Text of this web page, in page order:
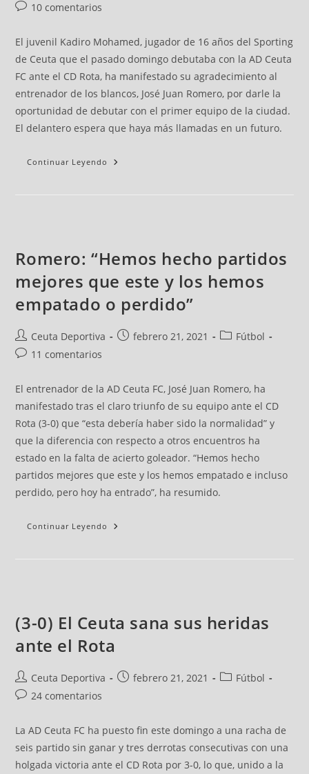
10 comentarios
El juvenil Kadiro Mohamed, jugador de 16 años del Sporting
de Ceuta que el pasado domingo debutaba con la AD Ceuta
FC ante el CD Rota, ha manifestado su agradecimiento al
entrenador de los blancos, José Juan Romero, por darle la
oportunidad de debutar con el primer equipo de la ciudad.
El delantero espera que haya más llamadas en un futuro.
Continuar Leyendo
Romero: “Hemos hecho partidos
mejores que este y los hemos
empatado o perdido”
Ceuta Deportiva febrero 21, 2021
Fútbol
11 comentarios
El entrenador de la AD Ceuta FC, José Juan Romero, ha
manifestado tras el claro triunfo de su equipo ante el CD
Rota (3-0) que “esta debería haber sido la normalidad” y
que la diferencia con respecto a otros encuentros ha
estado en la falta de acierto goleador. “Hemos hecho
partidos mejores que este y los hemos empatado e incluso
perdido, pero hoy ha entrado”, ha resumido.
Continuar Leyendo
(3-0) El Ceuta sana sus heridas
ante el Rota
Ceuta Deportiva febrero 21, 2021
Fútbol
24 comentarios
La AD Ceuta FC ha puesto fin este domingo a una racha de
seis partido sin ganar y tres derrotas consecutivas con una
holgada victoria ante el CD Rota por 3-0, lo que, unido a la